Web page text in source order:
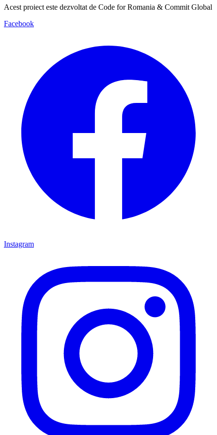
Acest proiect este dezvoltat de Code for Romania & Commit Global
Facebook
Instagram